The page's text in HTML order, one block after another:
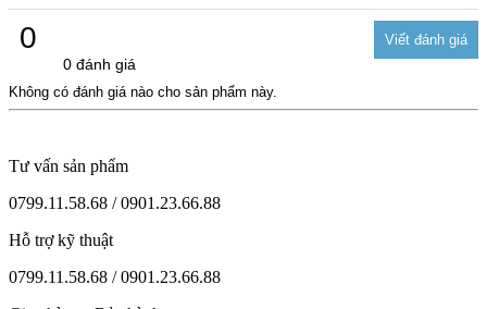
0
0 đánh giá
Không có đánh giá nào cho sản phẩm này.
Tư vấn sản phẩm
0799.11.58.68 / 0901.23.66.88
Hỗ trợ kỹ thuật
0799.11.58.68 / 0901.23.66.88